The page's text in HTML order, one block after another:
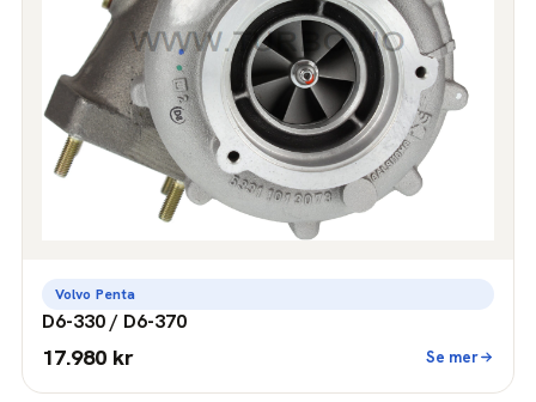
Volvo Penta
D6-330 / D6-370
17.980 kr Se mer